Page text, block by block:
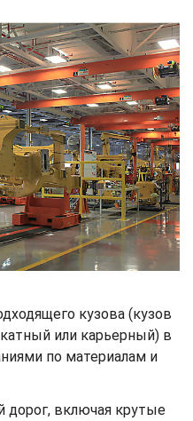
кузова (кузов
или карьерный) в
по материалам и
дорог, включая крутые